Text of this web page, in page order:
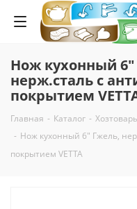
Нож кухонный
нерж.сталь с
покрытием
Главная - Каталог -
- Нож кухонный 6" Гжель,
покрытием VETTA